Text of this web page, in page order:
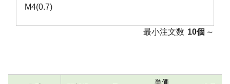
M4(0.7)
最小注文数 10個 ～
単価